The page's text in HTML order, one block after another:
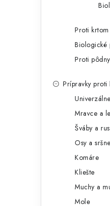
Proti krtom
Biologické
Proti
Prípravky proti
Mravce a
Šváby a
Osy a sršne
Komáre
Kliešte
Muchy a
Mole